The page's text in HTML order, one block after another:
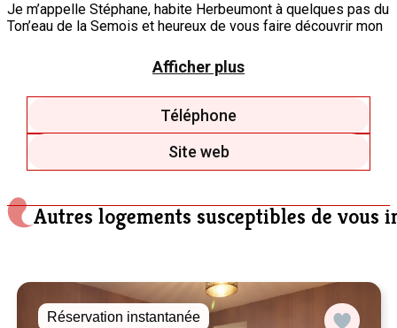
Je m’appelle Stéphane, habite Herbeumont à quelques pas du
Ton’eau de la Semois et heureux de vous faire découvrir mon
Si vous le souhaitez, je vous raconterai son histoire qui me
Afficher plus
Téléphone
Site web
Autres logements susceptibles de vous
Réservation instantanée